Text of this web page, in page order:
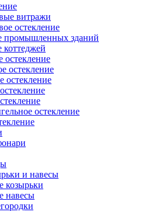
витражи
остекление
промышленных зданий
коттеджей
остекление
остекление
остекление
остекление
и навесы
козырьки
навесы